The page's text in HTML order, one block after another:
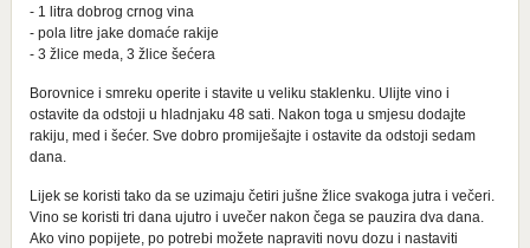
- 1 litra dobrog crnog vina
- pola litre jake domaće rakije
- 3 žlice meda, 3 žlice šećera
Borovnice i smreku operite i stavite u veliku staklenku. Ulijte vino i
ostavite da odstoji u hladnjaku 48 sati. Nakon toga u smjesu dodajte
rakiju, med i šećer. Sve dobro promiješajte i ostavite da odstoji sedam
dana.
Lijek se koristi tako da se uzimaju četiri jušne žlice svakoga jutra i večeri.
Vino se koristi tri dana ujutro i uvečer nakon čega se pauzira dva dana.
Ako vino popijete, po potrebi možete napraviti novu dozu i nastaviti